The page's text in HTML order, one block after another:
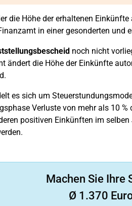
die Höhe der erhaltenen
in einer gesonderten und
noch nicht
ändert die Höhe der Einkünfte
es sich um
Verluste von mehr als 10
positiven Einkünften im
Machen Sie Ihre
Ø 1.370